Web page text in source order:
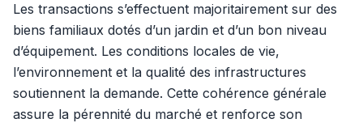
Les transactions s’effectuent majoritairement sur des
biens familiaux dotés d’un jardin et d’un bon niveau
d’équipement. Les conditions locales de vie,
l’environnement et la qualité des infrastructures
soutiennent la demande. Cette cohérence générale
assure la pérennité du marché et renforce son